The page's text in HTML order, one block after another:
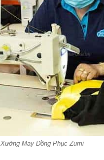
Xưởng May Đồng Phục Zumi